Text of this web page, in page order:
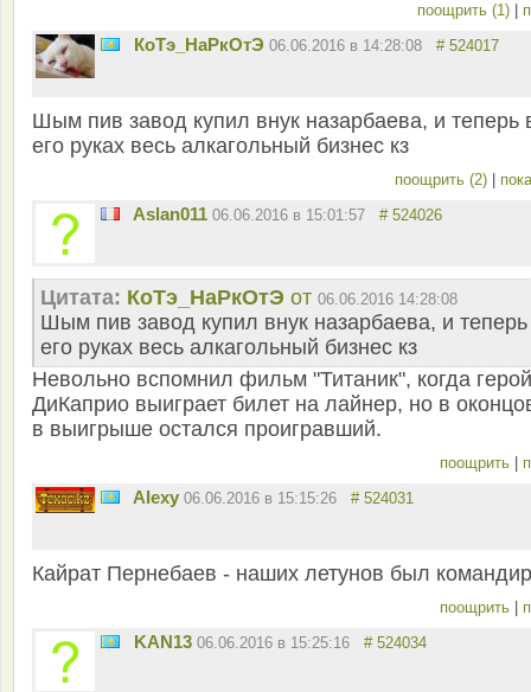
поощрить (1)
КоТэ_НаРкОтЭ 06.06.2016 в 14:28:08 # 524017
Шым пив завод купил внук назарбаева, и теперь
его руках весь алкагольный бизнес кз
поощрить (2)
Aslan011 06.06.2016 в 15:01:57 # 524026
Цитата: КоТэ_НаРкОтЭ от 06.06.2016 14:28:08
Шым пив завод купил внук назарбаева, и
его руках весь алкагольный бизнес кз
Невольно вспомнил фильм "Титаник", когда герой
ДиКаприо выиграет билет на лайнер, но в
в выигрыше остался проигравший.
поощрить
Alexy 06.06.2016 в 15:15:26 # 524031
Кайрат Пернебаев - наших летунов был
поощрить
KAN13 06.06.2016 в 15:25:16 # 524034